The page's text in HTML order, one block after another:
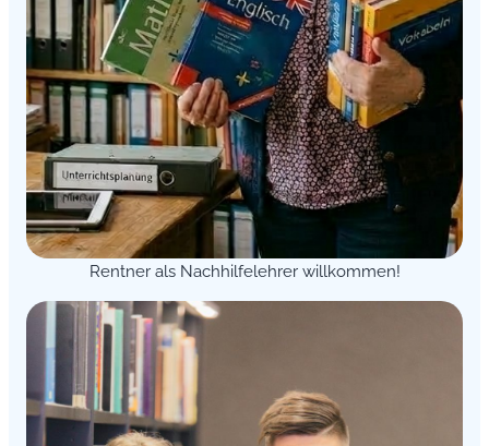
Rentner als Nachhilfelehrer willkommen!